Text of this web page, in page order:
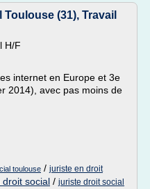
(31), Travail
H/F
internet en Europe et 3e
2014), avec pas moins de
toulouse / juriste en droit
social / juriste droit social